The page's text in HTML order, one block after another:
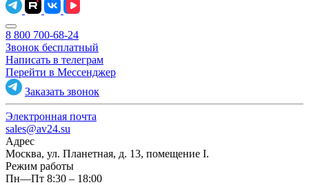
8 800 700-68-24
Звонок бесплатный
Написать в телеграм
Перейти в Мессенджер
Заказать звонок
Электронная почта
sales@av24.su
Адрес
Москва, ул. Планетная, д. 13, помещение I.
Режим работы
Пн—Пт 8:30 – 18:00